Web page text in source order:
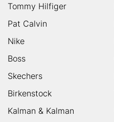
Tommy Hilfiger
Pat Calvin
Nike
Boss
Skechers
Birkenstock
Kalman & Kalman